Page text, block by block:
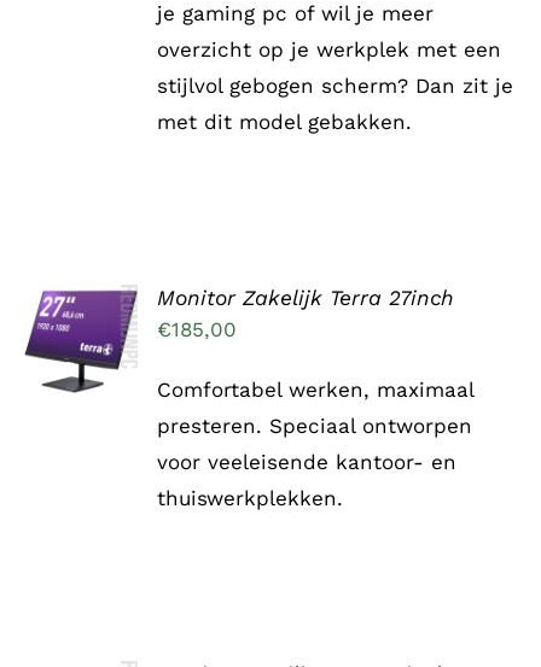
je gaming pc of wil je meer
overzicht op je werkplek met een
stijlvol gebogen scherm? Dan zit je
met dit model gebakken.
TOEVOEGEN
AAN
WINKELWAGEN
/
DETAILS
Monitor Zakelijk Terra 27inch
€185,00
Comfortabel werken, maximaal
presteren. Speciaal ontworpen
voor veeleisende kantoor- en
thuiswerkplekken.